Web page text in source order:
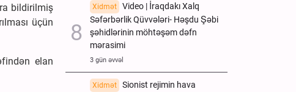
bildirilmiş
üçün
elan
Xidmət
Video | İraqdakı Xalq
Səfərbərlik Qüvvələri- Həşdu Şəbi
şəhidlərinin möhtəşəm dəfn
mərasimi
3 gün əvvəl
Xidmət
Sionist rejimin hava